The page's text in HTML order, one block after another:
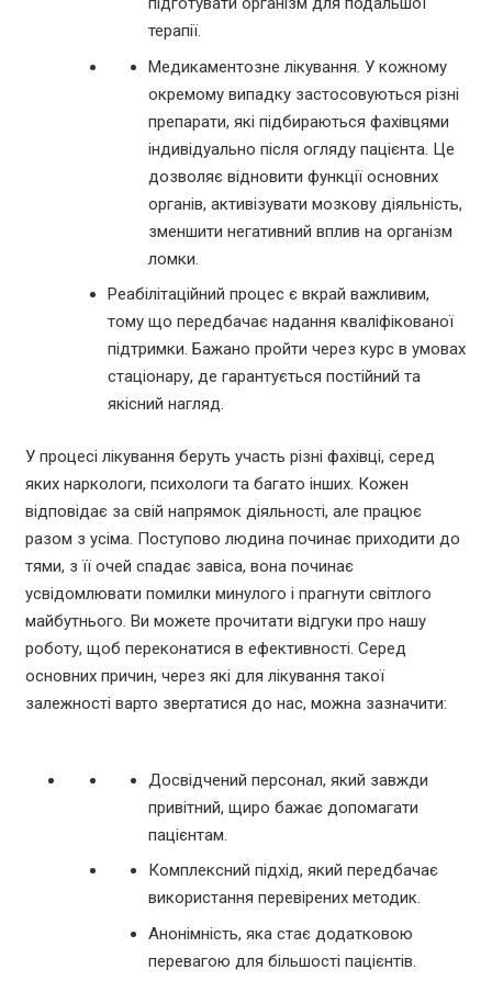
терапії.
Медикаментозне лікування. У кожному
окремому випадку застосовуються різні
препарати, які підбираються фахівцями
індивідуально після огляду пацієнта. Це
дозволяє відновити функції основних
органів, активізувати мозкову діяльність,
зменшити негативний вплив на організм
ломки.
Реабілітаційний процес є вкрай важливим,
тому що передбачає надання кваліфікованої
підтримки. Бажано пройти через курс в умовах
стаціонару, де гарантується постійний та
якісний нагляд.
У процесі лікування беруть участь різні фахівці, серед
яких наркологи, психологи та багато інших. Кожен
відповідає за свій напрямок діяльності, але працює
разом з усіма. Поступово людина починає приходити до
тями, з її очей спадає завіса, вона починає
усвідомлювати помилки минулого і прагнути світлого
майбутнього. Ви можете прочитати відгуки про нашу
роботу, щоб переконатися в ефективності. Серед
основних причин, через які для лікування такої
залежності варто звертатися до нас, можна зазначити:
Досвідчений персонал, який завжди
привітний, щиро бажає допомагати
пацієнтам.
Комплексний підхід, який передбачає
використання перевірених методик.
Анонімність, яка стає додатковою
перевагою для більшості пацієнтів.